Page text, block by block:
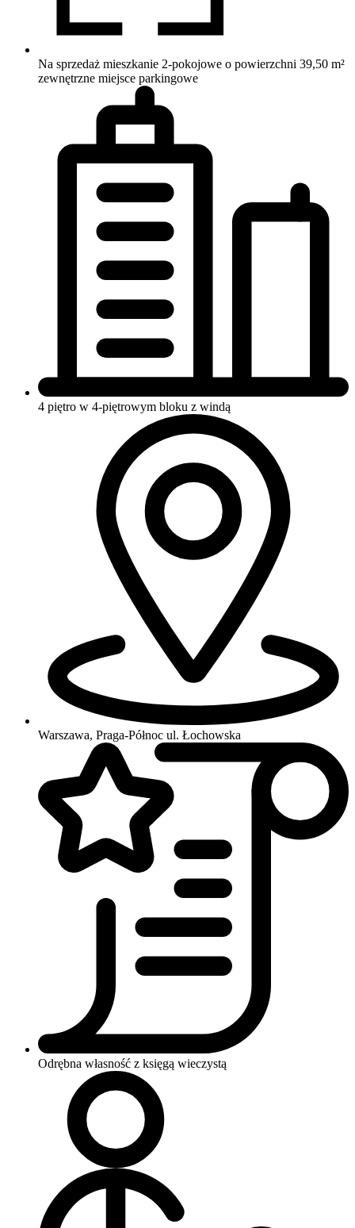
Na sprzedaż mieszkanie 2-pokojowe o powierzchni 39,50 m²
zewnętrzne miejsce parkingowe
4 piętro w 4-piętrowym bloku z windą
Warszawa, Praga-Północ ul. Łochowska
Odrębna własność z księgą wieczystą